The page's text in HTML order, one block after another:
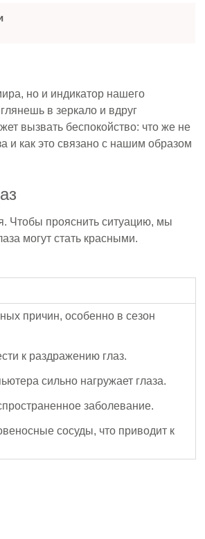
но и индикатор нашего
в зеркало и вдруг
вызвать беспокойство: что же не
и как это связано с нашим образом
Чтобы прояснить ситуацию, мы
могут стать красными.
причин, особенно в сезон
к раздражению глаз.
сильно нагружает глаза.
заболевание.
сосуды, что приводит к